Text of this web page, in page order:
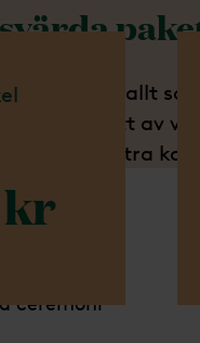
innehåller allt som
väljer ett av
extra
kr
ceremoni